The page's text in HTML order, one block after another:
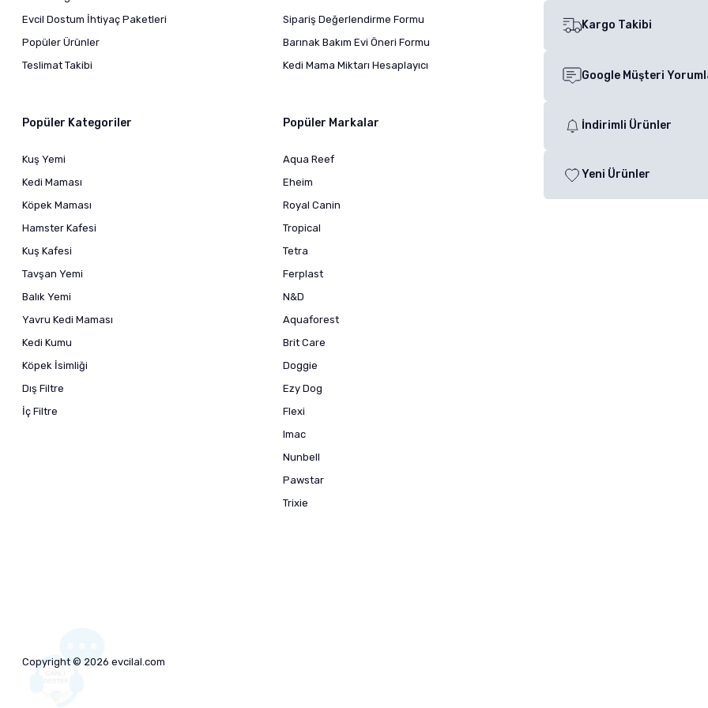
Evcil Dostum İhtiyaç Paketleri
Popüler Ürünler
Teslimat Takibi
Sipariş Değerlendirme Formu
Barınak Bakım Evi Öneri Formu
Kedi Mama Miktarı Hesaplayıcı
Popüler Kategoriler
Kuş Yemi
Kedi Maması
Köpek Maması
Hamster Kafesi
Kuş Kafesi
Tavşan Yemi
Balık Yemi
Yavru Kedi Maması
Kedi Kumu
Köpek İsimliği
Dış Filtre
İç Filtre
Popüler Markalar
Aqua Reef
Eheim
Royal Canin
Tropical
Tetra
Ferplast
N&D
Aquaforest
Brit Care
Doggie
Ezy Dog
Flexi
Imac
Nunbell
Pawstar
Trixie
Kargo Takibi
Google Müşteri
İndirimli Ürünler
Yeni Ürünler
Copyright © 2026 evcilal.com